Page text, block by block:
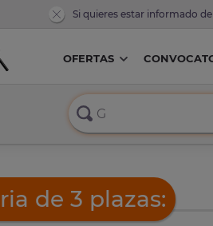
Si quieres estar informado
OFERTAS
de 3 plazas: